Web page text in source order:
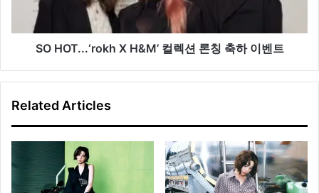
칭
트
SO HOT...‘rokh X H&M’ 컬렉션 론칭 축하 이벤트
Related Articles